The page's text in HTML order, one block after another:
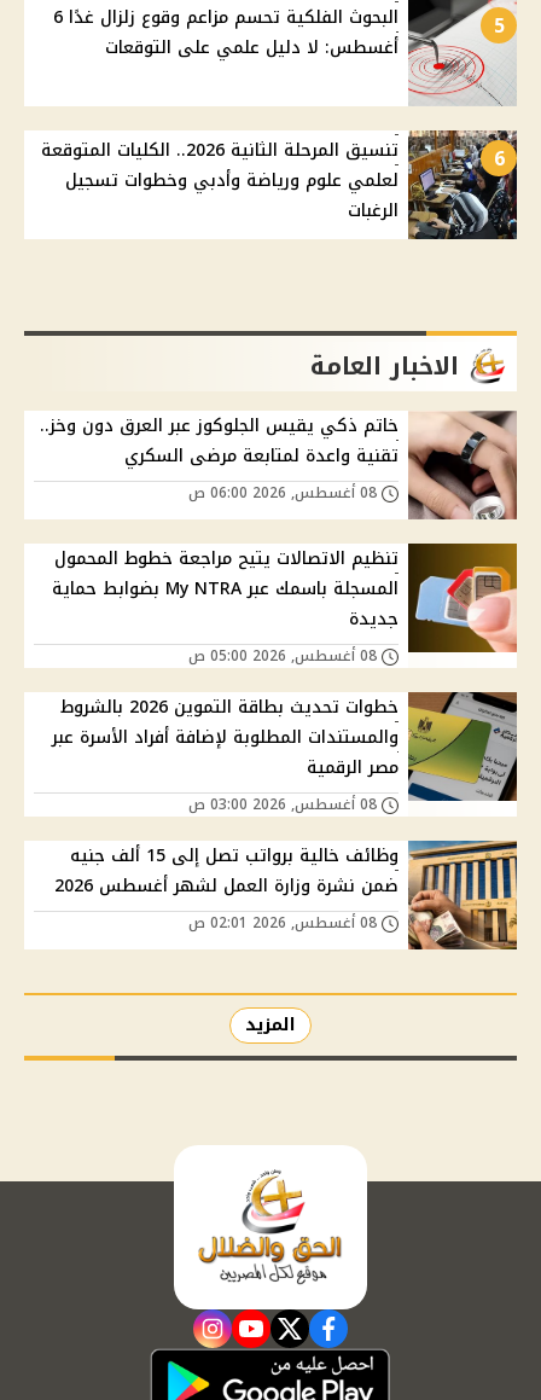
5
البحوث الفلكية تحسم مزاعم وقوع زلزال غدًا 6
أغسطس: لا دليل علمي على التوقعات
6
تنسيق المرحلة الثانية 2026.. الكليات المتوقعة
لعلمي علوم ورياضة وأدبي وخطوات تسجيل
الرغبات
الاخبار العامة
خاتم ذكي يقيس الجلوكوز عبر العرق دون وخز..
تقنية واعدة لمتابعة مرضى السكري
تنظيم الاتصالات يتيح مراجعة خطوط المحمول
المسجلة باسمك عبر My NTRA بضوابط حماية
جديدة
خطوات تحديث بطاقة التموين 2026 بالشروط
والمستندات المطلوبة لإضافة أفراد الأسرة عبر
مصر الرقمية
وظائف خالية برواتب تصل إلى 15 ألف جنيه
ضمن نشرة وزارة العمل لشهر أغسطس 2026
المزيد
facebook
twitter
youtube
instagram